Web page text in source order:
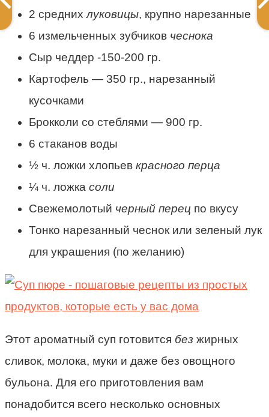
2 среднихлуковицы, крупно нарезанные
6 измельченных зубчиков чеснока
Сыр чеддер -150-200 гр.
Картофель — 350 гр., нарезанный
кусочками
Брокколи со стеблями — 900 гр.
6 стаканов воды
½ ч. ложки хлопьев красного перца
¼ ч. ложка соли
Свежемолотый черный перец по вкусу
Тонко нарезанный чеснок или зеленый лук
для украшения (по желанию)
Этот ароматный суп готовится без жирных
сливок, молока, муки и даже без овощного
бульона. Для его приготовления вам
понадобится всего несколько основных